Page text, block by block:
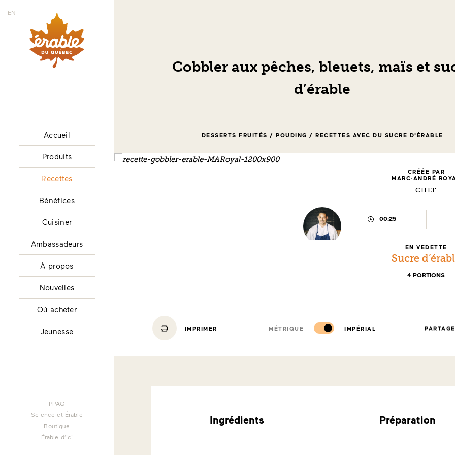
EN
Accueil
Produits
Recettes
Bénéfices
Cuisiner
Ambassadeurs
À propos
Nouvelles
Où acheter
Jeunesse
PPAQ
Science et Érable
Boutique
Érable d’ici
Cobbler aux pêches, bleuets, maïs et
d’érable
DESSERTS FRUITÉS / POUDING / RECETTES AVEC DU SUCRE D'ÉRABLE
CRÉÉE PAR
MARC-ANDRÉ
CHEF
TEMPS
PRÉPARATION :
00:25
EN VEDETTE
Sucre
4 PORTIONS
IMPRIMER MÉTRIQUE IMPÉRIAL
Ingrédients Préparation